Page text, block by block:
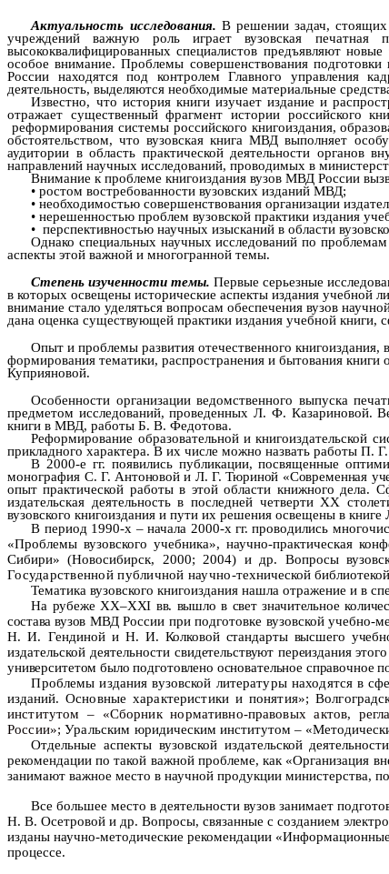
Актуальность исследования. В решении задач,
учреждений важную роль играет вузовская печатная
высококвалифицированных специалистов предъявляют
особое внимание. Проблемы совершенствования
России находятся под контролем Главного управления
деятельность, выделяются необходимые материальные
Известно, что история книги изучает издание и
отражает существенный фрагмент истории российского
реформирования системы российского книгоиздания,
обстоятельством, что вузовская книга МВД выполняет
аудитории в область практической деятельности органов
направлений научных исследований, проводимых в
Внимание к проблеме книгоиздания вузов МВД России
• ростом востребованности вузовских изданий МВД;
• необходимостью совершенствования организации
• нерешенностью проблем вузовской практики издания
• перспективностью научных изысканий в области
Однако специальных научных исследований по
аспекты этой важной и многогранной темы.
Степень изученности темы.Первые серьезные
в которых освещены исторические аспекты издания учебной
внимание стало уделяться вопросам обеспечения вузов
дана оценка существующей практики издания учебной
Опыт и проблемы развития отечественного книгоиздания,
формирования тематики, распространения и бытования
Куприяновой.
Особенности организации ведомственного выпуска
предметом исследований, проведенных Л. Ф. Казариновой.
книги в МВД, работы Б. В. Федотова.
Реформирование образовательной и книгоиздательской
прикладного характера. В их числе можно назвать работы
В 2000-е гг. появились публикации, посвященные
монография С. Г. Антоновой и Л. Г. Тюриной «Современная
опыт практической работы в этой области книжного дела.
издательская деятельность в последней четверти ХХ
вузовского книгоиздания и пути их решения освещены в
В период 1990-х – начала 2000-х гг. проводились
«Проблемы вузовского учебника», научно-практическая
Сибири» (Новосибирск, 2000; 2004) и др. Вопросы
Государственной публичной научно-технической
Тематика вузовского книгоиздания нашла отражение и в
На рубеже XX–XXI вв. вышло в свет значительное
состава вузов МВД России при подготовке вузовской учебно-
Н. И. Гендиной и Н. И. Колковой стандарты высшего
издательской деятельностисвидетельствуют переиздания
университетом было подготовлено основательное справочное
Проблемы издания вузовской литературы находятся в
изданий. Основные характеристики и понятия»;
институтом – «Сборник нормативно-правовых актов,
России»; Уральским юридическим институтом –
Отдельные аспекты вузовской издательской
рекомендации по такой важной проблеме, как «Организация
занимают важное место в научной продукции министерства,
Все большее место в деятельности вузов занимает
Н. В. Осетровой и др. Вопросы, связанные с созданием
изданы научно-методические рекомендации
процессе.